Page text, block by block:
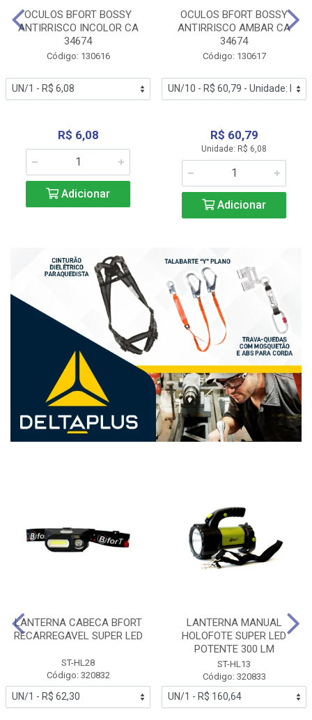
OCULOS BFORT BOSSY
ANTIRRISCO INCOLOR CA
34674
Código: 130616
R$ 6,08
Adicionar
OCULOS BFORT BOSSY
ANTIRRISCO AMBAR CA
34674
Código: 130617
R$ 60,79
Unidade: R$ 6,08
Adicionar
LANTERNA CABECA BFORT
RECARREGAVEL SUPER LED
ST-HL28
Código: 320832
LANTERNA MANUAL
HOLOFOTE SUPER LED
POTENTE 300 LM
ST-HL13
Código: 320833